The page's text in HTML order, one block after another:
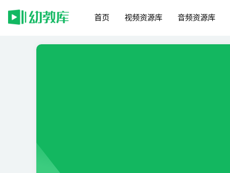
首页 视频资源库 音频资源库